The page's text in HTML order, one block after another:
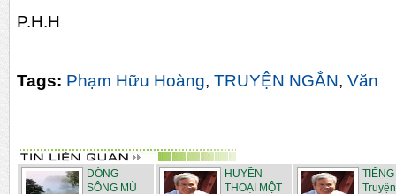
P.H.H
Tags: Phạm Hữu Hoàng, TRUYỆN NGẮN, Văn
DÒNG
SÔNG MÙ
HUYỀN
THOẠI MỘT